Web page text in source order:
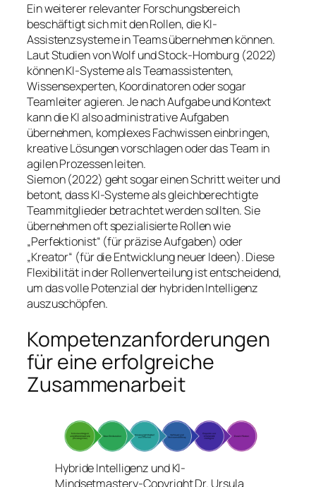
Ein weiterer relevanter Forschungsbereich
beschäftigt sich mit den Rollen, die KI-
Assistenzsysteme in Teams übernehmen können.
Laut Studien von Wolf und Stock-Homburg (2022)
können KI-Systeme als Teamassistenten,
Wissensexperten, Koordinatoren oder sogar
Teamleiter agieren. Je nach Aufgabe und Kontext
kann die KI also administrative Aufgaben
übernehmen, komplexes Fachwissen einbringen,
kreative Lösungen vorschlagen oder das Team in
agilen Prozessen leiten.
Siemon (2022) geht sogar einen Schritt weiter und
betont, dass KI-Systeme als gleichberechtigte
Teammitglieder betrachtet werden sollten. Sie
übernehmen oft spezialisierte Rollen wie
„Perfektionist“ (für präzise Aufgaben) oder
„Kreator“ (für die Entwicklung neuer Ideen). Diese
Flexibilität in der Rollenverteilung ist entscheidend,
um das volle Potenzial der hybriden Intelligenz
auszuschöpfen.
Kompetenzanforderungen
für eine erfolgreiche
Zusammenarbeit
Hybride Intelligenz und KI-
Mindsetmastery-Copyright Dr. Ursula